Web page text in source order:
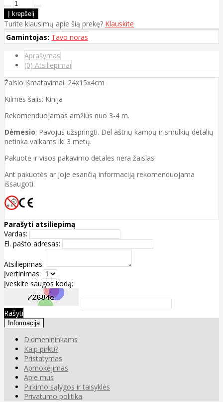
Turite klausimų apie šią prekę? Klauskite
Gamintojas: Tavo noras
Aprašymas
(0) Atsiliepimai
Žaislo išmatavimai: 24x15x4cm
Kilmės šalis: Kinija
Rekomenduojamas amžius nuo 3-4 m.
Dėmesio: Pavojus užspringti. Dėl aštrių kampų ir smulkių detalių
netinka vaikams iki 3 metų.
Pakuotė ir visos pakavimo detalės nėra žaislas!
Ant pakuotės ar joje esančią informaciją rekomenduojama
išsaugoti.
Parašyti atsiliepimą
Vardas:
El. pašto adresas:
Atsiliepimas:
Įvertinimas:
Įveskite saugos kodą:
Rašyti
Informacija
Didmenininkams
Kaip pirkti?
Pristatymas
Apmokėjimas
Apie mus
Pirkimo sąlygos ir taisyklės
Privatumo politika